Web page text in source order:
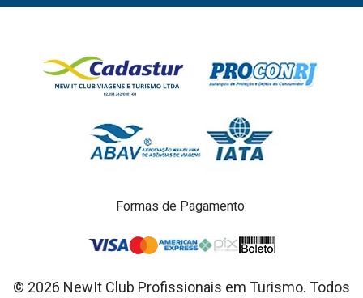
Formas de Pagamento:
© 2026 NewIt Club Profissionais em Turismo. Todos